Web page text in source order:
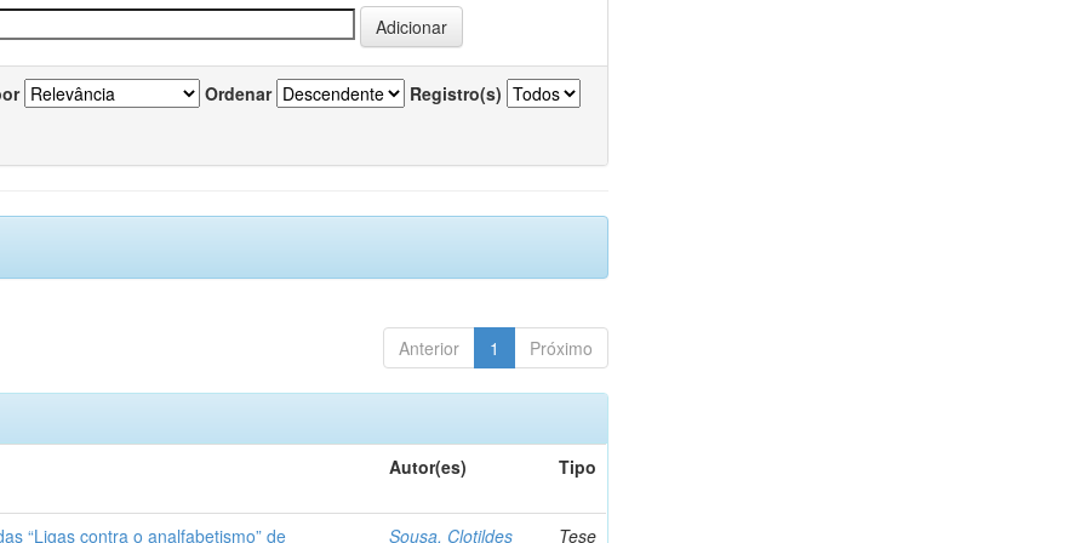
Ordenar Registro(s)
Anterior 1 Próximo
Autor(es) Tipo
“Ligas contra o analfabetismo” de Sousa, Clotildes Tese